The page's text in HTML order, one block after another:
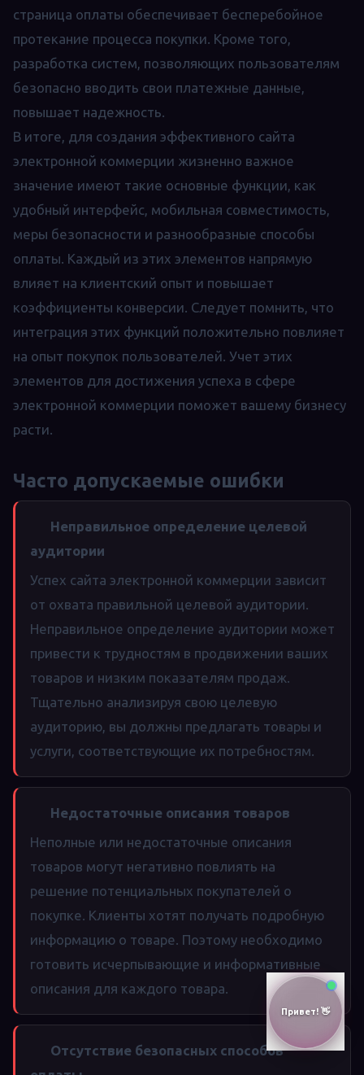
страница оплаты обеспечивает бесперебойное
протекание процесса покупки. Кроме того,
разработка систем, позволяющих пользователям
безопасно вводить свои платежные данные,
повышает надежность.
В итоге, для создания эффективного сайта
электронной коммерции жизненно важное
значение имеют такие основные функции, как
удобный интерфейс, мобильная совместимость,
меры безопасности и разнообразные способы
оплаты. Каждый из этих элементов напрямую
влияет на клиентский опыт и повышает
коэффициенты конверсии. Следует помнить, что
интеграция этих функций положительно повлияет
на опыт покупок пользователей. Учет этих
элементов для достижения успеха в сфере
электронной коммерции поможет вашему бизнесу
расти.
Часто допускаемые ошибки
Неправильное определение целевой
аудитории
Успех сайта электронной коммерции зависит
от охвата правильной целевой аудитории.
Неправильное определение аудитории может
привести к трудностям в продвижении ваших
товаров и низким показателям продаж.
Тщательно анализируя свою целевую
аудиторию, вы должны предлагать товары и
услуги, соответствующие их потребностям.
Недостаточные описания товаров
Неполные или недостаточные описания
товаров могут негативно повлиять на
решение потенциальных покупателей о
покупке. Клиенты хотят получать подробную
информацию о товаре. Поэтому необходимо
готовить исчерпывающие и информативные
описания для каждого товара.
Отсутствие безопасных способов